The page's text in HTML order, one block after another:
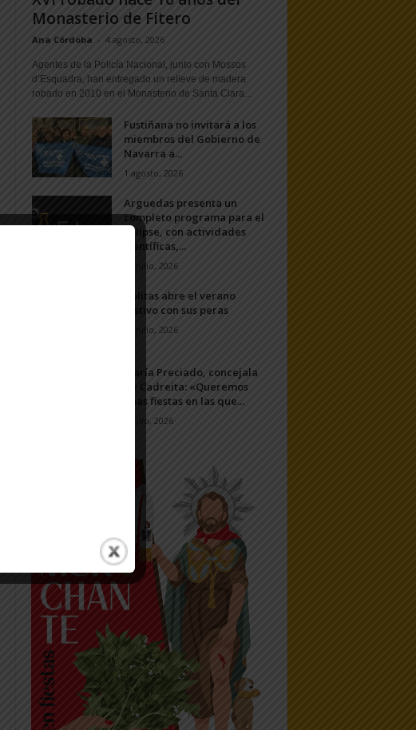
Monasterio de Fitero
Ana Córdoba - 4 agosto, 2026
Agentes de la Policía Nacional, junto con Mossos
d’Esquadra, han entregado un relieve de madera
robado en 2010 en el Monasterio de Santa Clara...
Fustiñana no invitará a los
miembros del Gobierno de
Navarra a...
1 agosto, 2026
Arguedas presenta un
completo programa para el
eclipse, con actividades
científicas,...
20 julio, 2026
Ablitas abre el verano
festivo con sus peras
11 julio, 2026
María Preciado, concejala
de Cadreita: «Queremos
unas fiestas en las que...
7 julio, 2026